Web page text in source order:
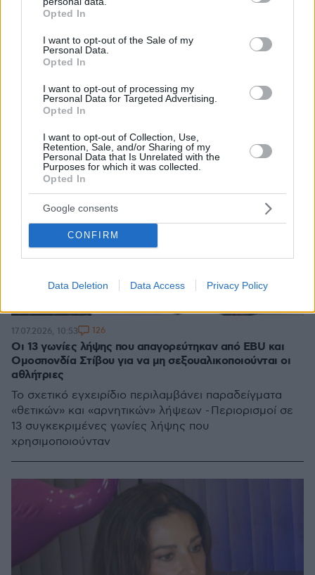
grant or deny consent to Google and its third-party tags to
use your data for below specified purposes in below Google
consent section.
Opted In
I want to opt-out of the Sale of my
Personal Data.
Opted In
I want to opt-out of processing my
Personal Data for Targeted Advertising.
Opted In
I want to opt-out of Collection, Use,
Retention, Sale, and/or Sharing of my
Personal Data that Is Unrelated with the
Purposes for which it was collected.
Opted In
Google consents
CONFIRM
Data Deletion Data Access Privacy Policy
Οι 13 γωνίες λήψης που απαγορεύτηκαν από EBU και
Ομοσπονδία Στίβου για να μη σεξουαλικοποιούνται οι
αθλήτριες
Το σχετικό εγχειρίδιο περιλαμβάνει παραδείγματα
«θετικών» και «αρνητικών» λήψεων - Περιορισμοί σε
13 συγκεκριμένες γωνίες λήψης που
χρησιμοποιούνταν
17.07.2026, 10:53 126